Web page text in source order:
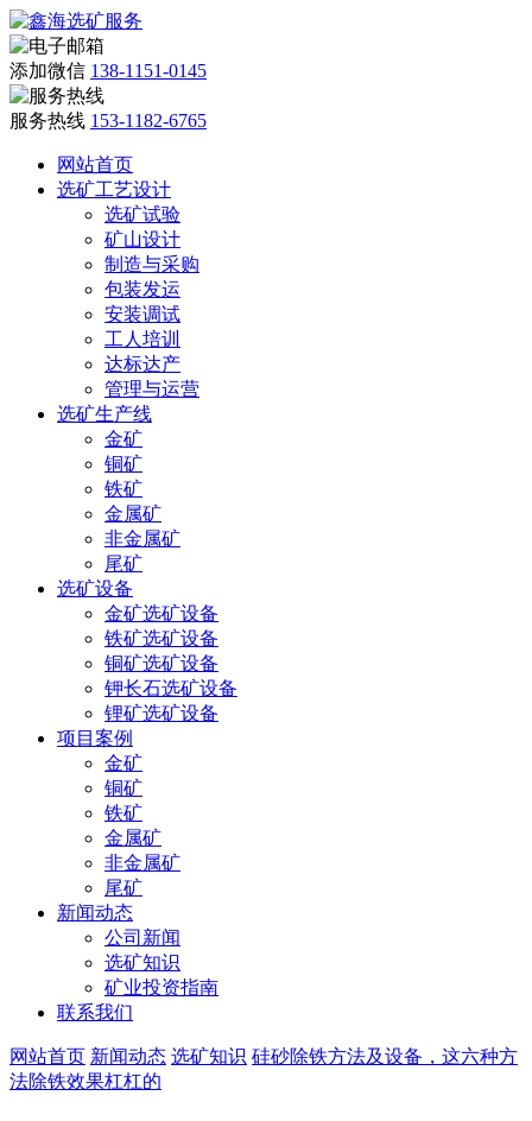
添加微信 138-1151-0145
服务热线 153-1182-6765
网站首页
选矿工艺设计
选矿试验
矿山设计
制造与采购
包装发运
安装调试
工人培训
达标达产
管理与运营
选矿生产线
金矿
铜矿
铁矿
金属矿
非金属矿
尾矿
选矿设备
金矿选矿设备
铁矿选矿设备
铜矿选矿设备
钾长石选矿设备
锂矿选矿设备
项目案例
金矿
铜矿
铁矿
金属矿
非金属矿
尾矿
新闻动态
公司新闻
选矿知识
矿业投资指南
联系我们
网站首页 新闻动态 选矿知识 硅砂除铁方法及设备，这六种方
法除铁效果杠杠的